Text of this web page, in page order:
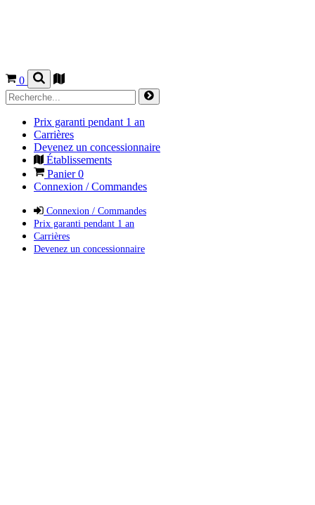
0
Prix garanti pendant 1 an
Carrières
Devenez un concessionnaire
Établissements
Panier0
Connexion / Commandes
Connexion / Commandes
Prix garanti pendant 1 an
Carrières
Devenez un concessionnaire